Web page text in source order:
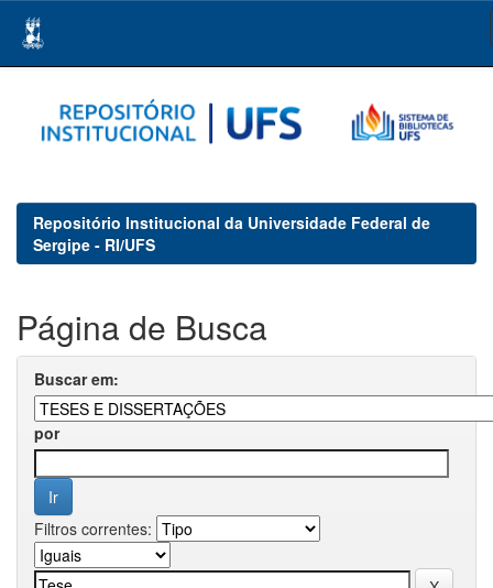
navigation
Repositório Institucional da Universidade Federal de
Sergipe - RI/UFS
Página de Busca
Buscar em:
por
Filtros correntes: